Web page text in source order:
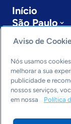
Início
São Paulo
Sobre a ASN
Últimas
Entre em
Editorias
Economia &
Inovação &
Cultura
Aviso de
Nós usamos
melhorar a sua
publicidade e
nossos serviços,
em nossa
Política